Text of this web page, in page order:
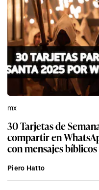
mx
30 Tarjetas de
compartir en
con mensajes
Piero Hatto